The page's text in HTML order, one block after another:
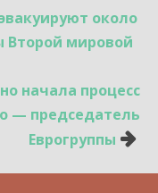
около
Второй мировой
начала процесс
— председатель
Еврогруппы